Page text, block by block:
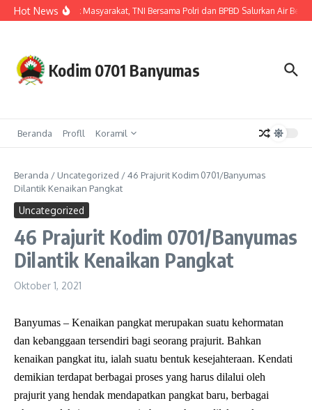
Lewati ke konten
Hot News
Hadir untuk Masyarakat, TNI Bersama Polri dan BPBD Salurkan Air
Kodim 0701 Banyumas
Beranda Profll Koramil
Beranda / Uncategorized /46 Prajurit Kodim 0701/Banyumas
Dilantik Kenaikan Pangkat
Uncategorized
46 Prajurit Kodim 0701/Banyumas
Dilantik Kenaikan Pangkat
Oktober 1, 2021
Banyumas – Kenaikan pangkat merupakan suatu kehormatan
dan kebanggaan tersendiri bagi seorang prajurit. Bahkan
kenaikan pangkat itu, ialah suatu bentuk kesejahteraan. Kendati
demikian terdapat berbagai proses yang harus dilalui oleh
prajurit yang hendak mendapatkan pangkat baru, berbagai